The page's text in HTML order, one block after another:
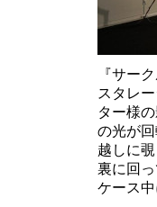
『サー
スタレ
ター様
の光が
越しに
裏に回
ケース